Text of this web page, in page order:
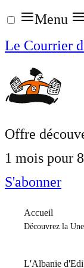
Aller
au
contenu
Menu
Le Courrier
Offre
1 mois pour
S'abonner
Accueil
Découvrez la
L'Albanie d'Edi